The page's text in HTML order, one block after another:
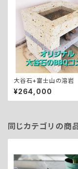
大谷石+富士山の溶
ンロ
¥264,000
同じカテゴリの商